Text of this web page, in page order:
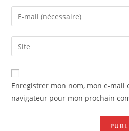
name
comment
Enter
your
email
address
comment
Saisir
l’URL
de
votre
(facultatif)
Enregistrer mon nom, mon e-mail
navigateur pour mon prochain